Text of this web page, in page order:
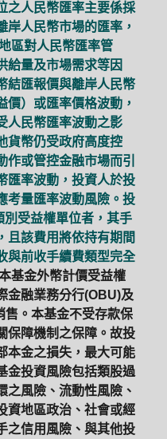
之人民幣匯率主要係採
岸人民幣市場的匯率，
區對人民幣匯率管
給量及市場需求等因
結匯報價與離岸人民幣
價）或匯率價格波動，
人民幣匯率波動之影
貨幣仍受政府高度控
作或管控金融市場而引
匯率波動，投資人於投
考量匯率波動風險。投
受益權單位者，其手
且該費用將依持有期間
與前收手續費類型完全
基金外幣計價受益權
金融業務分行(OBU)及
售。本基金不受存款保
保障機制之保障。故投
本金之損失，最大可能
金投資風險包括類股過
之風險、流動性風險、
資地區政治、社會或經
之信用風險、與其他投